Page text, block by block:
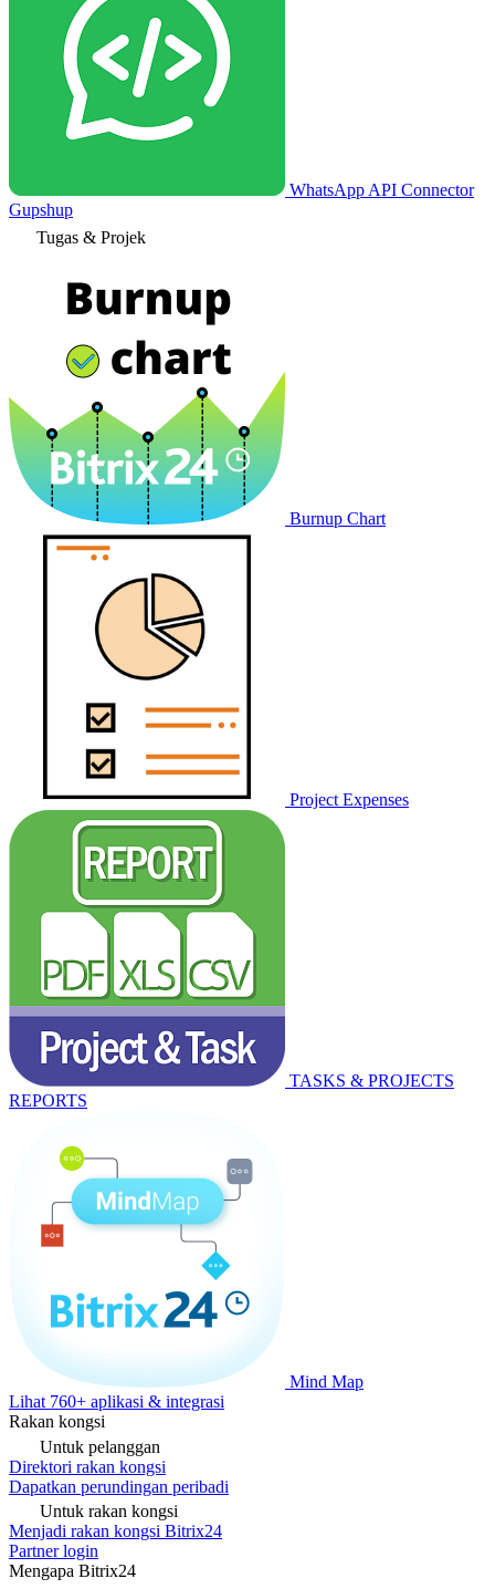
WhatsApp API Connector
Gupshup
Tugas & Projek
Burnup Chart
Project Expenses
TASKS & PROJECTS
REPORTS
Mind Map
Lihat 760+ aplikasi & integrasi
Rakan kongsi
Untuk pelanggan
Direktori rakan kongsi
Dapatkan perundingan peribadi
Untuk rakan kongsi
Menjadi rakan kongsi Bitrix24
Partner login
Mengapa Bitrix24